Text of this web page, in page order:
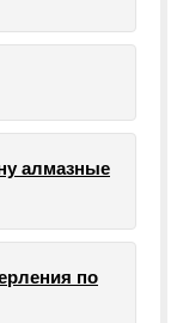
алмазные
по